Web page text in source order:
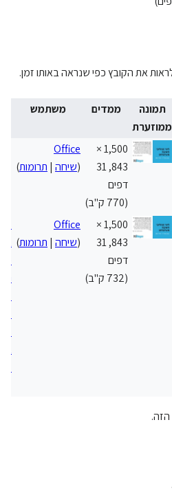
את הקובץ כפי שנראה באותו זמן.
תמונה
ממוזערת
ממדים משתמש
1,500 ×
843, 31
דפים
(770 ק"ב)
Office
(שיחה | תרומות)
1,500 ×
843, 31
דפים
(732 ק"ב)
Office
(שיחה | תרומות)